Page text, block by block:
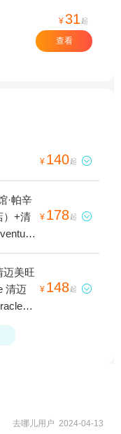
¥31 起
查看
¥ 140起 
·帕辛
）+清
迈射
¥ 178起 
迈美旺
清迈
¥ 148起 
去哪儿用户 2024-04-13